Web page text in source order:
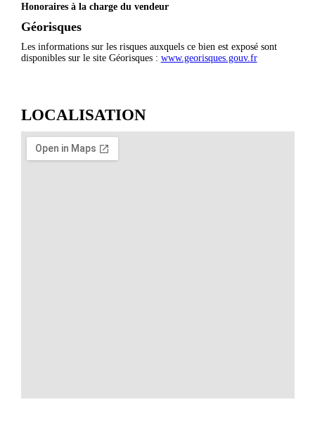
Honoraires à la charge du vendeur
Géorisques
Les informations sur les risques auxquels ce bien est exposé sont
disponibles sur le site Géorisques : www.georisques.gouv.fr
LOCALISATION